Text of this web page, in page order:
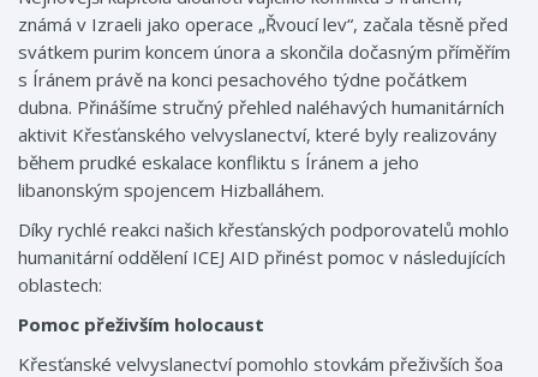
známá v Izraeli jako operace „Řvoucí lev“, začala těsně před
svátkem purim koncem února a skončila dočasným příměřím
s Íránem právě na konci pesachového týdne počátkem
dubna. Přinášíme stručný přehled naléhavých humanitárních
aktivit Křesťanského velvyslanectví, které byly realizovány
během prudké eskalace konfliktu s Íránem a jeho
libanonským spojencem Hizballáhem.
Díky rychlé reakci našich křesťanských podporovatelů mohlo
humanitární oddělení ICEJ AID přinést pomoc v následujících
oblastech:
Pomoc přeživším holocaust
Křesťanské velvyslanectví pomohlo stovkám přeživších šoa